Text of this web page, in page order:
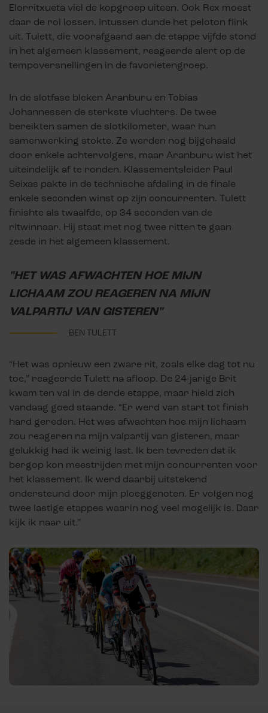
Elorritxueta viel de kopgroep uiteen. Ook Rex moest
daar de rol lossen. Intussen dunde het peloton flink
uit. Tulett, die voorafgaand aan de etappe vijfde stond
in het algemeen klassement, reageerde alert op de
tempoversnellingen in de favorietengroep.
In de slotfase bleken Aranburu en Tobias
Johannessen de sterkste vluchters. De twee
bereikten samen de slotkilometer, waar hun
samenwerking stokte. Ze werden nog bijgehaald
door enkele achtervolgers, maar Aranburu wist het
uiteindelijk af te ronden. Klassementsleider Paul
Seixas pakte in de technische afdaling in de finale
enkele seconden winst op zijn concurrenten. Tulett
finishte als twaalfde, op 34 seconden van de
ritwinnaar. Hij staat met nog twee ritten te gaan
zesde in het algemeen klassement.
"HET WAS AFWACHTEN HOE MIJN
LICHAAM ZOU REAGEREN NA MIJN
VALPARTIJ VAN GISTEREN"
BEN TULETT
“Het was opnieuw een zware rit, zoals elke dag tot nu
toe,” reageerde Tulett na afloop. De 24-jarige Brit
kwam ten val in de derde etappe, maar hield zich
vandaag goed staande. “Er werd van start tot finish
hard gereden. Het was afwachten hoe mijn lichaam
zou reageren na mijn valpartij van gisteren, maar
gelukkig had ik weinig last. Ik ben tevreden dat ik
bergop kon meestrijden met mijn concurrenten voor
het klassement. Ik werd daarbij uitstekend
ondersteund door mijn ploeggenoten. Er volgen nog
twee lastige etappes waarin nog veel mogelijk is. Daar
kijk ik naar uit.”